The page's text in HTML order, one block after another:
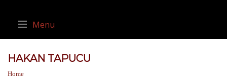
Menu
HAKAN TAPUCU
Home